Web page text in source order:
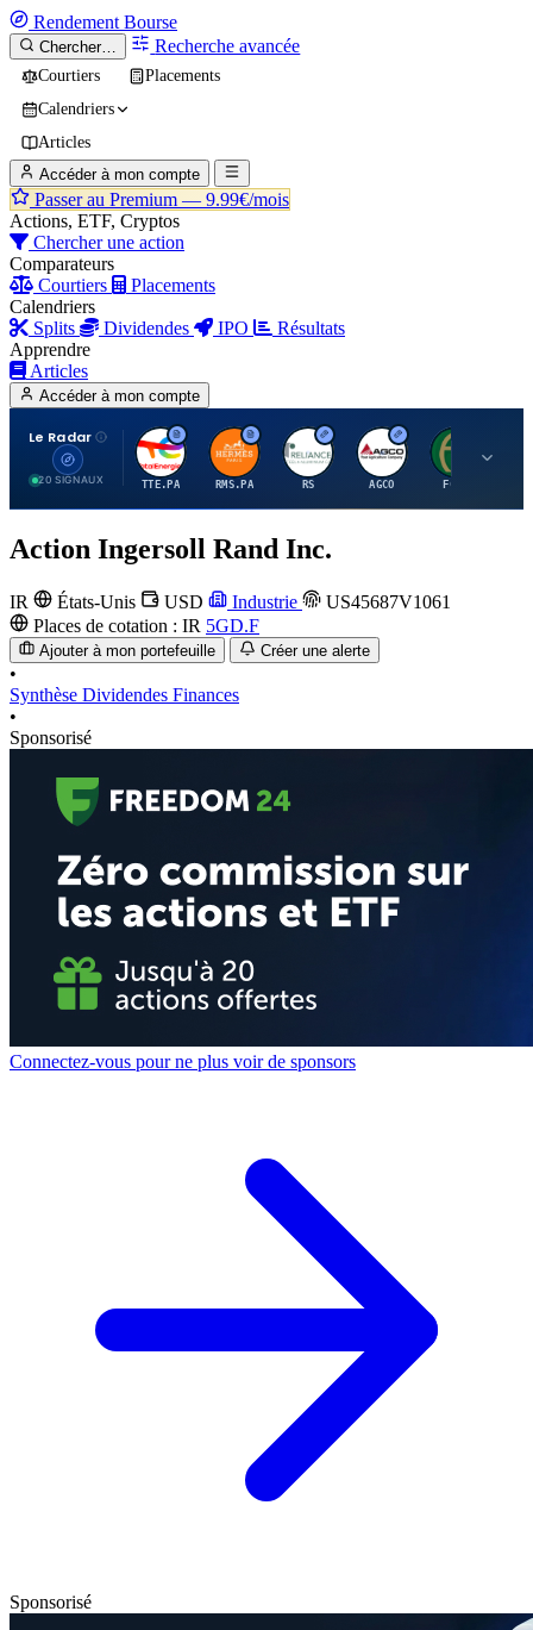
Rendement Bourse
Chercher… Recherche avancée
Courtiers
Placements
Calendriers
Articles
Accéder à mon compte
Passer au Premium — 9.99€/mois
Actions, ETF, Cryptos
Chercher une action
Comparateurs
Courtiers
Placements
Calendriers
Splits
Dividendes IPO
Résultats
Apprendre
Articles
Accéder à mon compte
Le Radar
20 SIGNAUX
T
TTE.PA
H
RMS.PA
R
RS
A
AGCO FCFS
Action Ingersoll Rand Inc.
IR États-Unis USD Industrie
US45687V1061
Places de cotation : IR 5GD.F
Ajouter à mon portefeuille Créer une alerte
•
Synthèse Dividendes Finances
•
Sponsorisé
Connectez-vous pour ne plus voir de sponsors
Sponsorisé